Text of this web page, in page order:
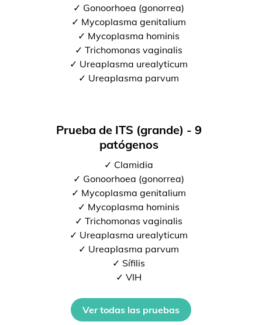
✓ Gonoorhoea (gonorrea)
✓ Mycoplasma genitalium
✓ Mycoplasma hominis
✓ Trichomonas vaginalis
✓ Ureaplasma urealyticum
✓ Ureaplasma parvum
Prueba de ITS (grande) - 9
patógenos
✓ Clamidia
✓ Gonoorhoea (gonorrea)
✓ Mycoplasma genitalium
✓ Mycoplasma hominis
✓ Trichomonas vaginalis
✓ Ureaplasma urealyticum
✓ Ureaplasma parvum
✓ Sífilis
✓ VIH
Ver todas las pruebas